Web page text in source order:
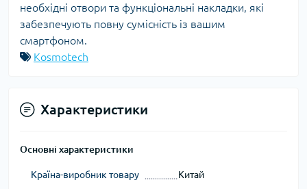
необхідні отвори та функціональні накладки, які
забезпечують повну сумісність із вашим
смартфоном.
Kosmotech
Характеристики
Основні характеристики
Країна-виробник товару Китай